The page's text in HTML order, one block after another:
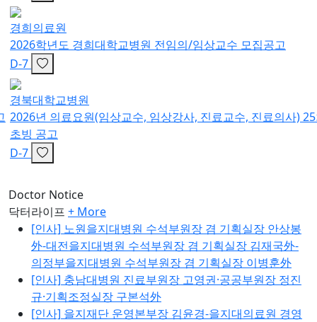
경희의료원
2026학년도 경희대학교병원 전임의/임상교수 모집공고
D-7
경북대학교병원
2026년 의료요원(임상교수, 임상강사, 진료교수, 진료의사) 25차
초빙 공고
D-7
Doctor Notice
닥터라이프 + More
[인사] 노원을지대병원 수석부원장 겸 기획실장 안상봉
外-대전을지대병원 수석부원장 겸 기획실장 김재국外-
의정부을지대병원 수석부원장 겸 기획실장 이병훈外
[인사] 충남대병원 진료부원장 고영권·공공부원장 정진
규·기획조정실장 구본석外
[인사] 을지재단 운영본부장 김윤경-을지대의료원 경영